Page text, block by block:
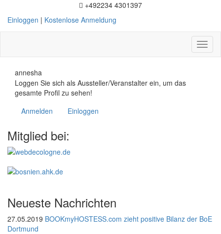
+492234 4301397
Einloggen | Kostenlose Anmeldung
annesha
Loggen Sie sich als Aussteller/Veranstalter ein, um das
gesamte Profil zu sehen!
Anmelden
Einloggen
Mitglied bei:
Neueste Nachrichten
27.05.2019 BOOKmyHOSTESS.com zieht positive Bilanz der BoE
Dortmund